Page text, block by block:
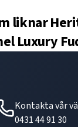
liknar
Luxury
Kontakta vår
0431 44 91 30